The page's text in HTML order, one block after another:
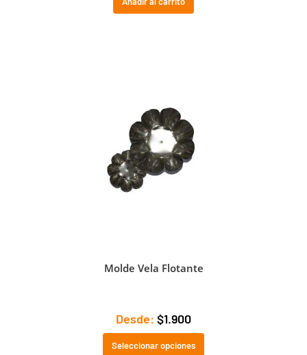
Molde Vela Flotante
Desde: $1.900
Seleccionar opciones